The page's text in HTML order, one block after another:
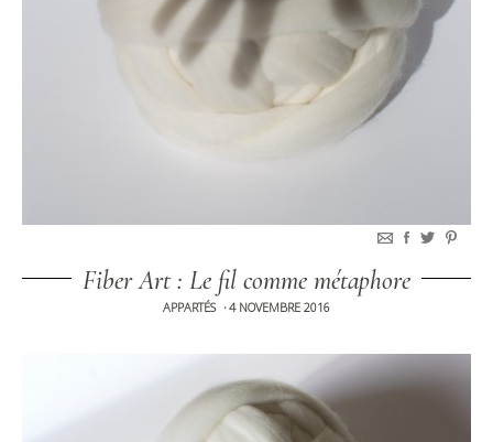
Fiber Art : Le fil comme métaphore
APPARTÉS •4 NOVEMBRE 2016